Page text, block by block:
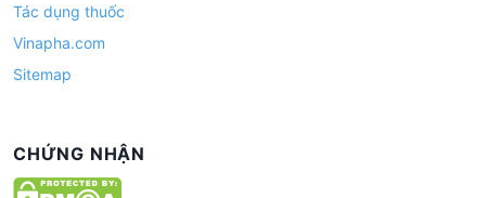
Tác dụng thuốc
Vinapha.com
Sitemap
CHỨNG NHẬN